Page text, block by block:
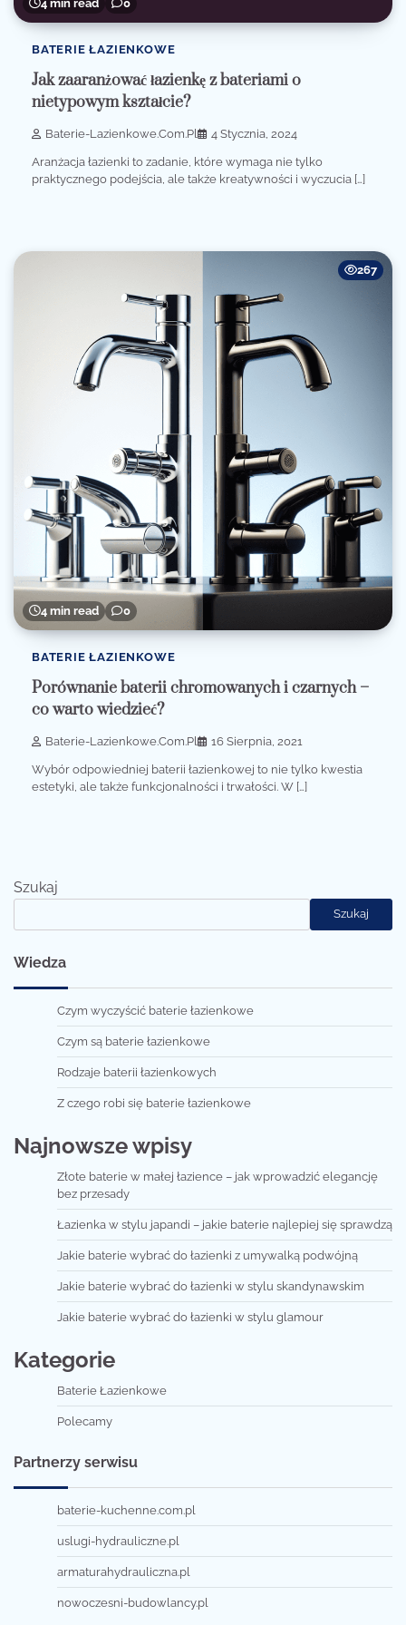
4 min read 0
BATERIE ŁAZIENKOWE
Jak zaaranżować łazienkę z bateriami o
nietypowym kształcie?
Baterie-Lazienkowe.com.pl 4 Stycznia, 2024
Aranżacja łazienki to zadanie, które wymaga nie tylko
praktycznego podejścia, ale także kreatywności i wyczucia […]
4 min read 0
267
BATERIE ŁAZIENKOWE
Porównanie baterii chromowanych i czarnych –
co warto wiedzieć?
Baterie-Lazienkowe.com.pl 16 Sierpnia, 2021
Wybór odpowiedniej baterii łazienkowej to nie tylko kwestia
estetyki, ale także funkcjonalności i trwałości. W […]
Szukaj
Szukaj
Wiedza
Czym wyczyścić baterie łazienkowe
Czym są baterie łazienkowe
Rodzaje baterii łazienkowych
Z czego robi się baterie łazienkowe
Najnowsze wpisy
Złote baterie w małej łazience – jak wprowadzić elegancję
bez przesady
Łazienka w stylu japandi – jakie baterie najlepiej się sprawdzą
Jakie baterie wybrać do łazienki z umywalką podwójną
Jakie baterie wybrać do łazienki w stylu skandynawskim
Jakie baterie wybrać do łazienki w stylu glamour
Kategorie
Baterie Łazienkowe
Polecamy
Partnerzy serwisu
baterie-kuchenne.com.pl
uslugi-hydrauliczne.pl
armaturahydrauliczna.pl
nowoczesni-budowlancy.pl